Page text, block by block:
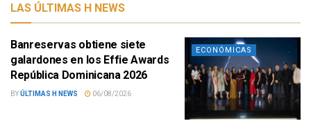
LAS ÚLTIMAS H NEWS
ECONÓMICAS
Banreservas obtiene siete
galardones en los Effie Awards
República Dominicana 2026
BYÚLTIMAS H NEWS 06/08/2026